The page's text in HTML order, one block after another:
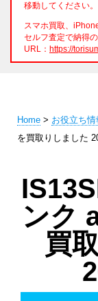
移動してください。
スマホ買取、
セルフ査定で納得
URL： https://
Home > お役立ち情
を買取りしました
ンク
買